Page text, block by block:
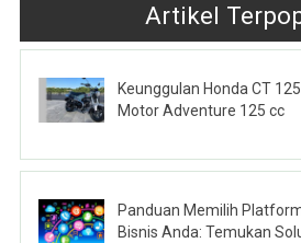
Artikel
Keunggulan Honda CT
Motor Adventure 125 cc
Panduan Memilih
Bisnis Anda: Temukan